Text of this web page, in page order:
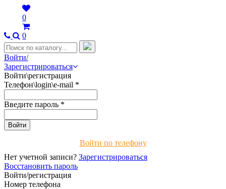
0
0
Войти/
Зарегистрироваться
Войти\регистрация
Телефон\login\e-mail *
Введите пароль *
Войти по телефону
Нет учетной записи? Зарегистрироваться
Восстановить пароль
Войти/регистрация
Номер телефона